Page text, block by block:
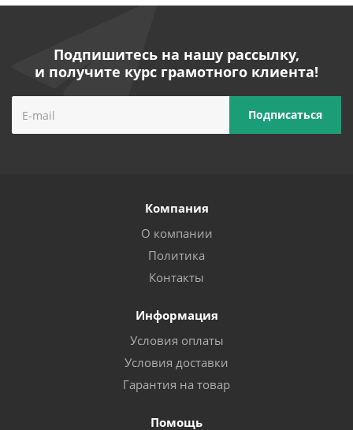
Подпишитесь на нашу рассылку,
и получите курс грамотного клиента!
Компания
О компании
Политика
Контакты
Информация
Условия оплаты
Условия доставки
Гарантия на товар
Помощь